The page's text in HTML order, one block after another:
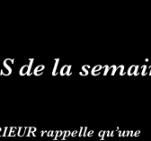
de la
rappelle qu’une